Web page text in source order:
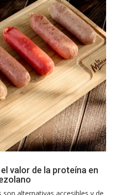
valor de la proteína en